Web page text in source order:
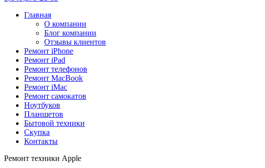
Главная
О компании
Блог компании
Отзывы клиентов
Ремонт iPhone
Ремонт iPad
Ремонт телефонов
Ремонт MacBook
Ремонт iMac
Ремонт самокатов
Ноутбуков
Планшетов
Бытовой техники
Скупка
Контакты
Ремонт техники Apple